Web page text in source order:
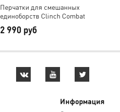
Перчатки для смешанных
единоборств Clinch Combat
2 990 руб
Информация